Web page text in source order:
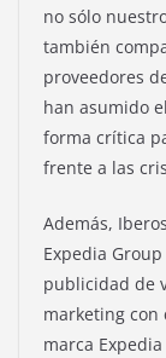
no sólo
también
proveedores
han asumido
forma crítica
frente a las
Además,
Expedia
publicidad de
marketing con
marca